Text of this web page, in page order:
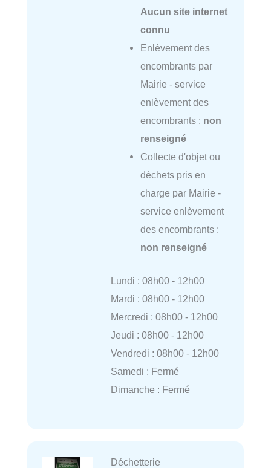
Aucun site internet
connu
Enlèvement des
encombrants par
Mairie - service
enlèvement des
encombrants : non
renseigné
Collecte d'objet ou
déchets pris en
charge par Mairie -
service enlèvement
des encombrants :
non renseigné
Lundi : 08h00 - 12h00
Mardi : 08h00 - 12h00
Mercredi : 08h00 - 12h00
Jeudi : 08h00 - 12h00
Vendredi : 08h00 - 12h00
Samedi : Fermé
Dimanche : Fermé
Déchetterie